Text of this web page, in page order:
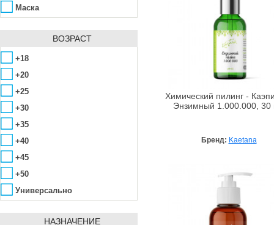
Clarena
Deborah
Declare
Demax
Deoproce
Derma E
Dermacol
Dermaline
Dermalogica
Dermophisiologique
Dr. Hedison
Dr. Kadir
Койевая кислота
Лимонная
Люфа
Масло жожоба
Масло зародышей
пшеницы
Масло ши
Миндальная кислота
Молочная кислота
Морской коллаген
Мочевина
Маска
Патчи
Пилинг
Порошок
Пудра
Скраб
Спрей
Сыворотка
Флюид
Щетка
ВОЗРАСТ
+18
+20
+25
+30
+35
+40
+45
+50
Универсально
НАЗНАЧЕНИЕ
Химический пилинг -
Энзимный 1.000.000, 30
Бренд: Kaetana